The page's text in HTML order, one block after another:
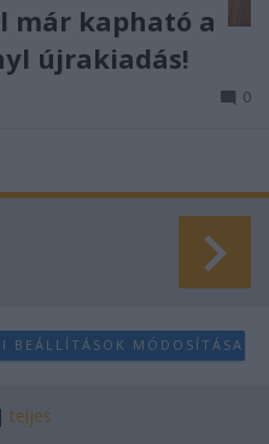
már kapható a
újrakiadás!
0
BEÁLLÍTÁSOK MÓDOSÍTÁSA
| teljes